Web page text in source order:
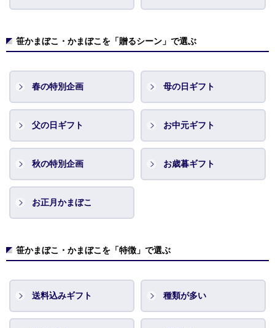
笹かまぼこ・かまぼこを「贈るシーン」で選ぶ
春の特別企画 母の日ギフト
父の日ギフト お中元ギフト
秋の特別企画 お歳暮ギフト
お正月かまぼこ
笹かまぼこ・かまぼこを「特徴」で選ぶ
送料込みギフト 種類が多い